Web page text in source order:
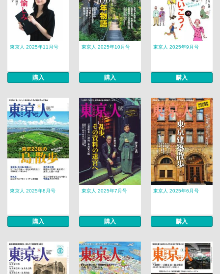
東京人 2025年11月号
購入
東京人 2025年10月号
購入
東京人 2025年9月号
購入
東京人 2025年8月号
購入
東京人 2025年7月号
購入
東京人 2025年6月号
購入